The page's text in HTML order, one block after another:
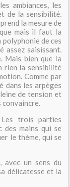
ambiances, les
de la sensibilité.
la mesure de
mais il faut la
polyphonie de ces
assez saisissant.
Mais bien que la
rien la sensibilité
Comme par
dans les arpèges
de tension et
convaincre.
trois parties
des mains qui se
le thème, qui se
avec un sens du
délicatesse et la